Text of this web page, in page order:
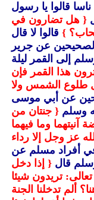
قالوا يا رسول
{ هل تضارون في
}قالوا لا قال
عن جرير
إلى القمر ليلة
هذا القمر فإن
طلوع الشمس ولا
عن أبي موسى
وسلم { جنتان من
آنيتهما وما فيهما
عز وجل إلا رداء
أفراد مسلم عن
قال { إذا دخل
تريدون شيئا
ألم تدخلنا الجنة